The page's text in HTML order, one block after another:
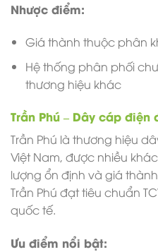
Nhược điểm:
Giá thành thuộc phân
Hệ thống phân phối
thương hiệu khác
Trần Phú – Dây cáp điện
Trần Phú là thương hiệu
Việt Nam, được nhiều
lượng ổn định và giá
Trần Phú đạt tiêu chuẩn
quốc tế.
Ưu điểm nổi bật: